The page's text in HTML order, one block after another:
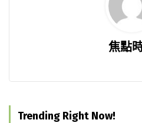
焦點
Trending Right Now!